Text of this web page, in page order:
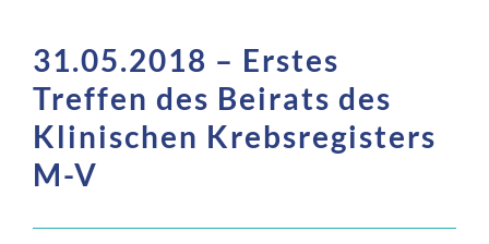
31.05.2018 – Erstes
Treffen des Beirats des
Klinischen Krebsregisters
M-V